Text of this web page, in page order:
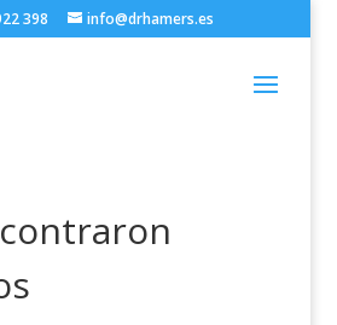
398 info@drhamers.es